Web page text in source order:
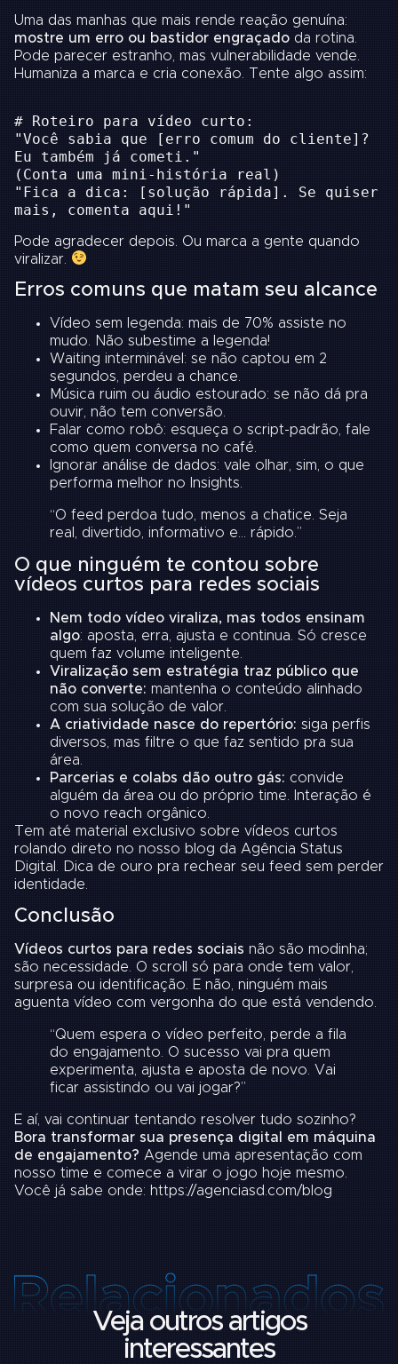
Uma das manhas que mais rende reação genuína:
mostre um erro ou bastidor engraçado da rotina.
Pode parecer estranho, mas vulnerabilidade vende.
Humaniza a marca e cria conexão. Tente algo assim:
# Roteiro para vídeo curto:
"Você sabia que [erro comum do cliente]?
Eu também já cometi."
(Conta uma mini-história real)
"Fica a dica: [solução rápida]. Se quiser
mais, comenta aqui!"
Pode agradecer depois. Ou marca a gente quando
viralizar.
Erros comuns que matam seu alcance
Vídeo sem legenda: mais de 70% assiste no
mudo. Não subestime a legenda!
Waiting interminável: se não captou em 2
segundos, perdeu a chance.
Música ruim ou áudio estourado: se não dá pra
ouvir, não tem conversão.
Falar como robô: esqueça o script-padrão, fale
como quem conversa no café.
Ignorar análise de dados: vale olhar, sim, o que
performa melhor no Insights.
“O feed perdoa tudo, menos a chatice. Seja
real, divertido, informativo e… rápido.”
O que ninguém te contou sobre
vídeos curtos para redes sociais
Nem todo vídeo viraliza, mas todos ensinam
algo: aposta, erra, ajusta e continua. Só cresce
quem faz volume inteligente.
Viralização sem estratégia traz público que
não converte: mantenha o conteúdo alinhado
com sua solução de valor.
A criatividade nasce do repertório: siga perfis
diversos, mas filtre o que faz sentido pra sua
área.
Parcerias e colabs dão outro gás: convide
alguém da área ou do próprio time. Interação é
o novo reach orgânico.
Tem até material exclusivo sobre vídeos curtos
rolando direto no nosso blog da Agência Status
Digital
. Dica de ouro pra rechear seu feed sem perder
identidade.
Conclusão
Vídeos curtos para redes sociais não são modinha;
são necessidade. O scroll só para onde tem valor,
surpresa ou identificação. E não, ninguém mais
aguenta vídeo com vergonha do que está vendendo.
“Quem espera o vídeo perfeito, perde a fila
do engajamento. O sucesso vai pra quem
experimenta, ajusta e aposta de novo. Vai
ficar assistindo ou vai jogar?”
E aí, vai continuar tentando resolver tudo sozinho?
Bora transformar sua presença digital em máquina
de engajamento? Agende uma apresentação com
nosso time e comece a virar o jogo hoje mesmo.
Você já sabe onde: https://agenciasd.com/blog
Veja outros artigos
interessantes